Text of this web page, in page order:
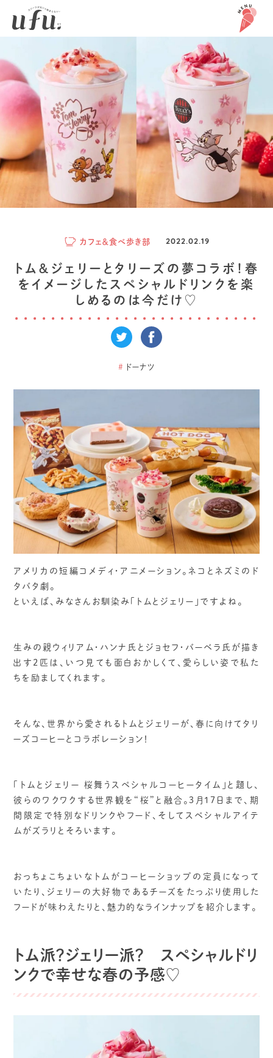
カフェ＆食べ歩き部 2022.02.19
トム＆ジェリーとタリーズの夢コラボ！春
をイメージしたスペシャルドリンクを楽
しめるのは今だけ♡
# ドーナツ
アメリカの短編コメディ・アニメーション。ネコとネズミのド
タバタ劇。
といえば、みなさんお馴染み「トムとジェリー」ですよね。
生みの親ウィリアム・ハンナ氏とジョセフ・バーベラ氏が描き
出す2匹は、いつ見ても面白おかしくて、愛らしい姿で私た
ちを励ましてくれます。
そんな、世界から愛されるトムとジェリーが、春に向けてタリ
ーズコーヒーとコラボレーション！
「トムとジェリー 桜舞うスペシャルコーヒータイム」と題し、
彼らのワクワクする世界観を“桜”と融合。３月17日まで、期
間限定で特別なドリンクやフード、そしてスペシャルアイテ
ムがズラリとそろいます。
おっちょこちょいなトムがコーヒーショップの定員になって
いたり、ジェリーの大好物であるチーズをたっぷり使用した
フードが味わえたりと、魅力的なラインナップを紹介します。
トム派？ジェリー派？ スペシャルドリ
ンクで幸せな春の予感♡